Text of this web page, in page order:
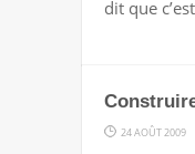
dit que
24 AOÛT 2009